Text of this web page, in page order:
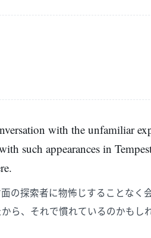
with the unfamiliar
such appearances in
の探索者に物怖じすることなく
ら、それで慣れているのかもし